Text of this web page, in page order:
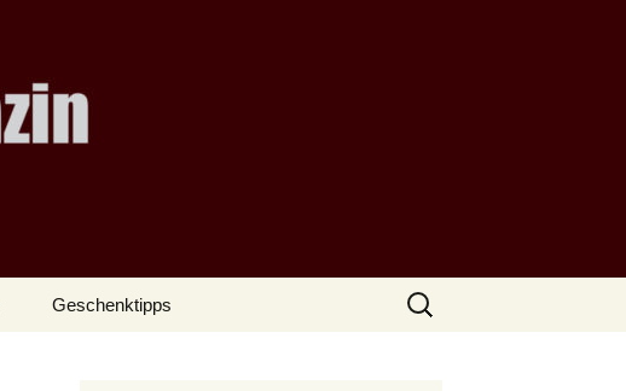
Geschenktipps
Suchen
nach: